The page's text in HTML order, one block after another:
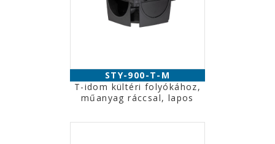
STY-900-T-M
T-idom kültéri folyókához,
műanyag ráccsal, lapos